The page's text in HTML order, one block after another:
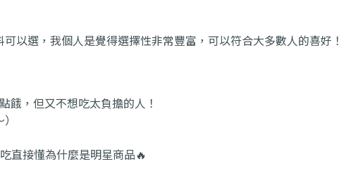
以選，我個人是覺得選擇性非常豐富，可以符合大多數人的喜好！
餓，但又不想吃太負擔的人！
直接懂為什麼是明星商品🔥